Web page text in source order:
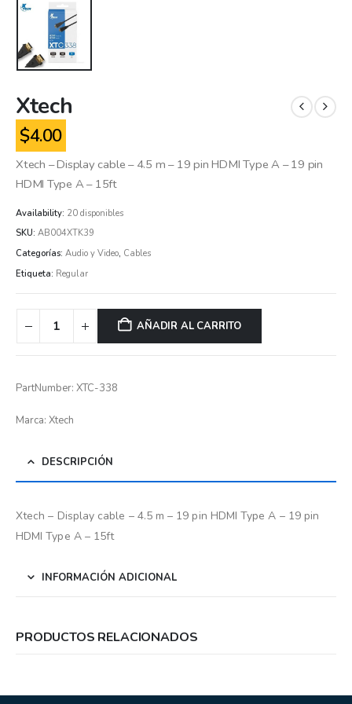
Xtech
$4.00
Xtech – Display cable – 4.5 m – 19 pin HDMI Type A – 19 pin
HDMI Type A – 15ft
Availability: 20 disponibles
SKU: AB004XTK39
Categorías: Audio y Video, Cables
Etiqueta: Regular
AÑADIR AL CARRITO
PartNumber: XTC-338
Marca: Xtech
DESCRIPCIÓN
Xtech – Display cable – 4.5 m – 19 pin HDMI Type A – 19 pin
HDMI Type A – 15ft
INFORMACIÓN ADICIONAL
PRODUCTOS RELACIONADOS